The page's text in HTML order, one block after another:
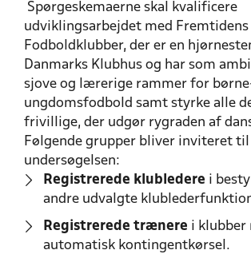
Spørgeskemaerne skal kvalificere
udviklingsarbejdet med Fremtidens
Fodboldklubber, der er en
Danmarks Klubhus og har som
sjove og lærerige rammer for
ungdomsfodbold samt styrke alle
frivillige, der udgør rygraden af
Følgende grupper bliver inviteret
undersøgelsen:
Registrerede klubledere i
andre udvalgte
Registrerede trænere i klubber
automatisk kontingentkørsel.